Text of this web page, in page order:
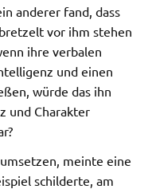
anderer fand, dass
vor ihm stehen
ihre verbalen
und einen
würde das ihn
und Charakter
meinte eine
schilderte, am